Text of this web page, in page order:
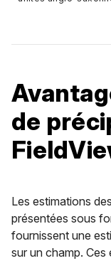
de
Les estimations
présentées sous
fournissent une
sur un champ. Ces